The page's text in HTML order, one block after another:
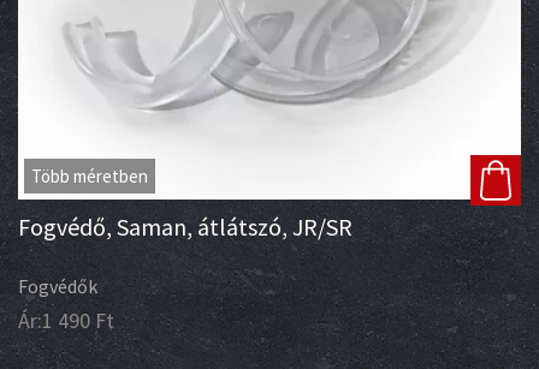
Több méretben
Fogvédő, Saman, átlátszó, JR/SR
Fogvédők
Ár:1 490Ft